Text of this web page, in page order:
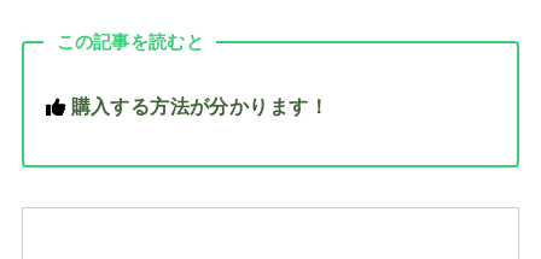
この記事を読むと
購入する方法が分かります！